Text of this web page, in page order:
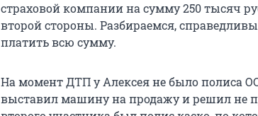
страховой компании на сумму 250 тысяч
второй стороны. Разбираемся,
платить всю сумму.
На момент ДТП у Алексея не было полиса
выставил машину на продажу и решил не